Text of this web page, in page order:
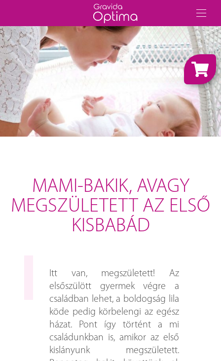
MAMI-BAKIK, AVAGY
MEGSZÜLETETT AZ ELSŐ
KISBABÁD
Itt van, megszületett! Az
elsőszülött gyermek végre a
családban lehet, a boldogság lila
köde pedig körbelengi az egész
házat. Pont így történt a mi
családunkban is, amikor az első
kislányunk megszületett.